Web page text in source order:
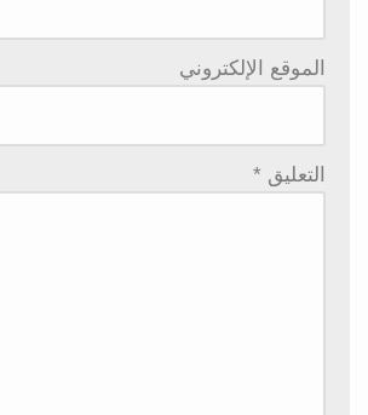
الموقع الإلكتروني
التعليق *